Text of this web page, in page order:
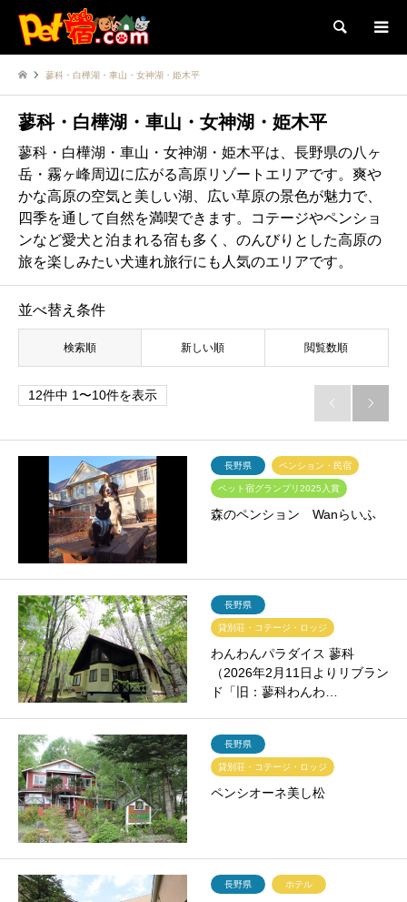
検索
蓼科・白樺湖・車山・女神湖・姫木平
蓼科・白樺湖・車山・女神湖・姫木平
蓼科・白樺湖・車山・女神湖・姫木平は、長野県の八ヶ
岳・霧ヶ峰周辺に広がる高原リゾートエリアです。爽や
かな高原の空気と美しい湖、広い草原の景色が魅力で、
四季を通して自然を満喫できます。コテージやペンショ
ンなど愛犬と泊まれる宿も多く、のんびりとした高原の
旅を楽しみたい犬連れ旅行にも人気のエリアです。
並べ替え条件
検索順 新しい順 閲覧数順
12件中 1〜10件を表示
 
長野県 ペンション・民宿
ペット宿グランプリ2025入賞
森のペンション Wanらいふ
長野県
貸別荘・コテージ・ロッジ
わんわんパラダイス 蓼科
（2026年2月11日よりリブラン
ド「旧：蓼科わんわ…
長野県
貸別荘・コテージ・ロッジ
ペンシオーネ美し松
長野県 ホテル